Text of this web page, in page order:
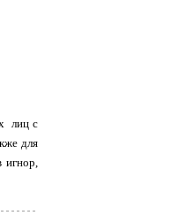
лиц с
для
игнор,